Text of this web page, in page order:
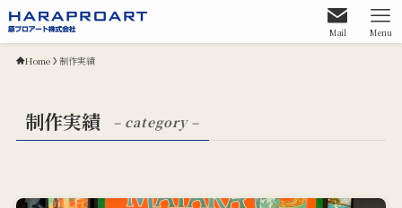
Mail Menu
Home 制作実績
制作実績 – category –